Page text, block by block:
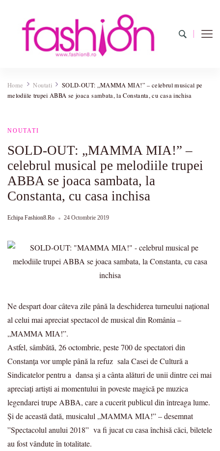
poze cu modele de manichiuri!
Home Noutati
SOLD-OUT: „MAMMA MIA!” – celebrul musical pe
melodiile trupei ABBA se joaca sambata, la Constanta, cu casa inchisa
NOUTATI
SOLD-OUT: „MAMMA MIA!” –
celebrul musical pe melodiile trupei
ABBA se joaca sambata, la
Constanta, cu casa inchisa
Echipa Fashion8.ro 24 Octombrie 2019
Ne despart doar câteva zile până la deschiderea turneului național
al celui mai apreciat spectacol de musical din România –
„MAMMA MIA!”.
Astfel, sâmbătă, 26 octombrie, peste 700 de spectatori din
Constanța vor umple până la refuz sala Casei de Cultură a
Sindicatelor pentru a dansa și a cânta alături de unii dintre cei mai
apreciați artiști ai momentului în poveste magică pe muzica
legendarei trupe ABBA, care a cucerit publicul din întreaga lume.
Și de această dată, musicalul „MAMMA MIA!” – desemnat
”Spectacolul anului 2018” va fi jucat cu casa închisă căci, biletele
au fost vândute în totalitate.